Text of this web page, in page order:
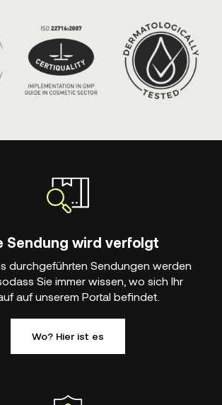
Sendung wird verfolgt
durchgeführten Sendungen werden
Sie immer wissen, wo sich Ihr
auf unserem Portal befindet.
Wo? Hier ist es